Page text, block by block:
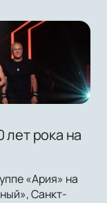
рока на
«Ария» на
Санкт-